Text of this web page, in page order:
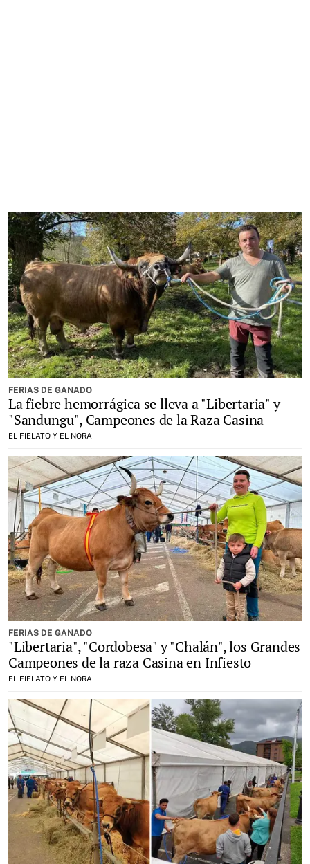
FERIAS DE GANADO
La fiebre hemorrágica se lleva a "Libertaria" y
"Sandungu", Campeones de la Raza Casina
EL FIELATO Y EL NORA
FERIAS DE GANADO
"Libertaria", "Cordobesa" y "Chalán", los Grandes
Campeones de la raza Casina en Infiesto
EL FIELATO Y EL NORA